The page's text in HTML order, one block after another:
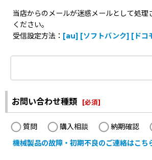
当店からのメールが迷惑メールとして処
ください。
受信設定方法： [au] [ソフトバンク] [ドコ
お問い合わせ種類 [必須]
質問 購入相談 納期確認
機械製品の故障・初期不良のご連絡はこち